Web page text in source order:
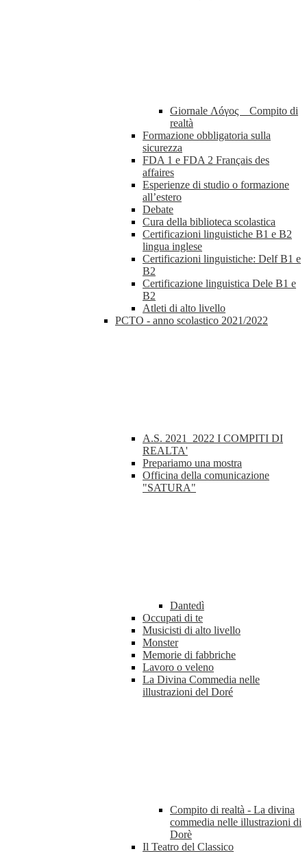
Giornale Λóγος _ Compito di
realtà
Formazione obbligatoria sulla
sicurezza
FDA 1 e FDA 2 Français des
affaires
Esperienze di studio o formazione
all’estero
Debate
Cura della biblioteca scolastica
Certificazioni linguistiche B1 e B2
lingua inglese
Certificazioni linguistiche: Delf B1 e
B2
Certificazione linguistica Dele B1 e
B2
Atleti di alto livello
PCTO - anno scolastico 2021/2022
A.S. 2021_2022 I COMPITI DI
REALTA'
Prepariamo una mostra
Officina della comunicazione
"SATURA"
Dantedì
Occupati di te
Musicisti di alto livello
Monster
Memorie di fabbriche
Lavoro o veleno
La Divina Commedia nelle
illustrazioni del Doré
Compito di realtà - La divina
commedia nelle illustrazioni di
Dorè
Il Teatro del Classico